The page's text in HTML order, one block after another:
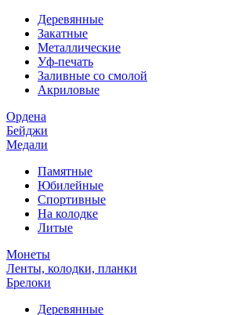
Деревянные
Закатные
Металлические
Уф-печать
Заливные со смолой
Акриловые
Ордена
Бейджи
Медали
Памятные
Юбилейные
Спортивные
На колодке
Литые
Монеты
Ленты, колодки, планки
Брелоки
Деревянные